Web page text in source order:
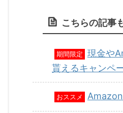
こちらの記事
期間限定
現金や
貰えるキャンペ
おススメ